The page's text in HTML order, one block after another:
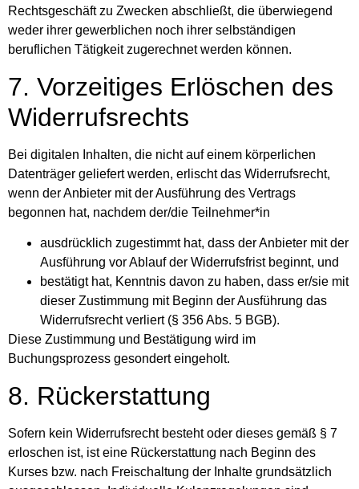
Rechtsgeschäft zu Zwecken abschließt, die überwiegend
weder ihrer gewerblichen noch ihrer selbständigen
beruflichen Tätigkeit zugerechnet werden können.
7. Vorzeitiges Erlöschen des
Widerrufsrechts
Bei digitalen Inhalten, die nicht auf einem körperlichen
Datenträger geliefert werden, erlischt das Widerrufsrecht,
wenn der Anbieter mit der Ausführung des Vertrags
begonnen hat, nachdem der/die Teilnehmer*in
ausdrücklich zugestimmt hat, dass der Anbieter mit der
Ausführung vor Ablauf der Widerrufsfrist beginnt, und
bestätigt hat, Kenntnis davon zu haben, dass er/sie mit
dieser Zustimmung mit Beginn der Ausführung das
Widerrufsrecht verliert (§ 356 Abs. 5 BGB).
Diese Zustimmung und Bestätigung wird im
Buchungsprozess gesondert eingeholt.
8. Rückerstattung
Sofern kein Widerrufsrecht besteht oder dieses gemäß § 7
erloschen ist, ist eine Rückerstattung nach Beginn des
Kurses bzw. nach Freischaltung der Inhalte grundsätzlich